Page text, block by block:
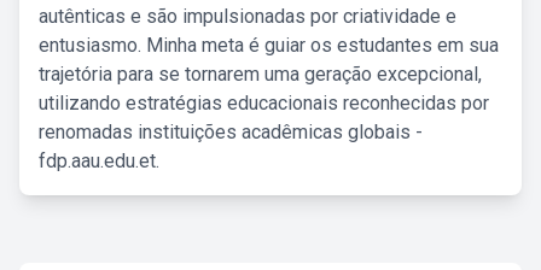
autênticas e são impulsionadas por criatividade e
entusiasmo. Minha meta é guiar os estudantes em sua
trajetória para se tornarem uma geração excepcional,
utilizando estratégias educacionais reconhecidas por
renomadas instituições acadêmicas globais -
fdp.aau.edu.et.